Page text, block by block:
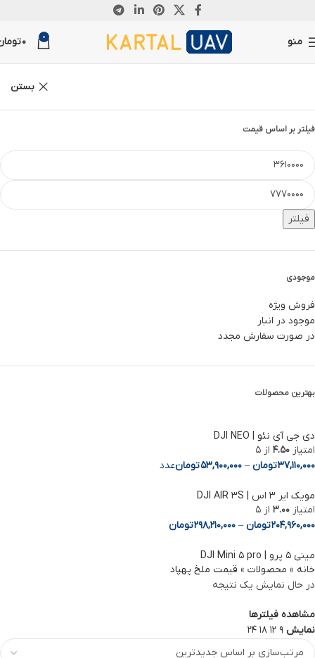
منو 0
0
بستن
فیلتر بر اساس قیمت
فیلتر
موجودی
فروش ویژه
موجود در انبار
در صورت سفارش مجدد
بهترین محصولات
دی جی آی نئو | DJI NEO
امتیاز 4.50 از 5
37,110,000تومان –
53,900,000تومانعدد
مویک ایر 3 اس | DJI AIR 3S
امتیاز 3.00 از 5
204,960,000تومان –
298,210,000تومان
مینی ۵ پرو | DJI Mini ۵ pro
خانه » محصولات » قیمت ملخ پهپاد
در حال نمایش یک نتیجه
مشاهده فیلترها
نمایش 9
12
18
24